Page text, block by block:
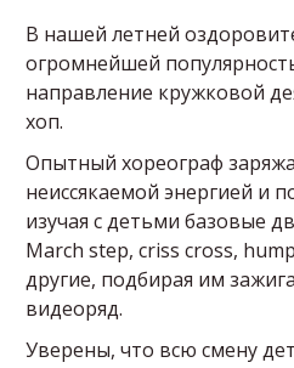
В нашей летней
огромнейшей
направление кружковой
хоп.
Опытный хореограф
неиссякаемой энергией и
изучая с детьми базовые
March step, criss cross,
другие, подбирая им
видеоряд.
Уверены, что всю смену